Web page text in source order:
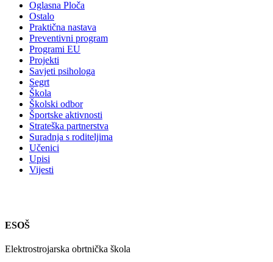
Oglasna Ploča
Ostalo
Praktična nastava
Preventivni program
Programi EU
Projekti
Savjeti psihologa
Segrt
Škola
Školski odbor
Športske aktivnosti
Strateška partnerstva
Suradnja s roditeljima
Učenici
Upisi
Vijesti
ESOŠ
Elektrostrojarska obrtnička škola